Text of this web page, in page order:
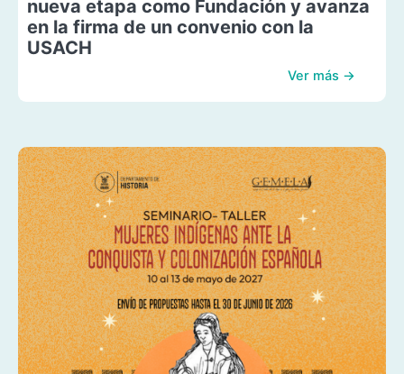
nueva etapa como Fundación y avanza
en la firma de un convenio con la
USACH
Ver más →